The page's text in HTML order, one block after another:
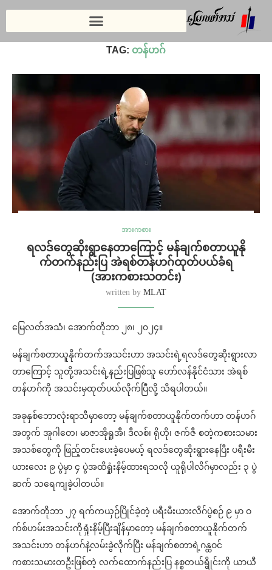
TAG: တန်ဟဂ်
အားကစား
ရလဒ်တွေဆိုးရွာနေတာကြောင့် မန်ချက်စတာယူနို
က်တက်နည်းပြ အဲရစ်တန်ဟဂ်ထုတ်ပယ်ခံရ
(အားကစားသတင်း)
written by MLAT
မြေလတ်အသံ၊ အောက်တိုဘာ ၂၈၊ ၂၀၂၄။
မန်ချက်စတာယူနိုက်တက်အသင်းဟာ အသင်းရဲ့ရလဒ်တွေဆိုးရွားလာ
တာကြောင့် သူတို့အသင်းရဲ့နည်းပြဖြစ်သူ ဟော်လန်နိုင်ငံသား အဲရစ်
တန်ဟဂ်ကို အသင်းမှထုတ်ပယ်လိုက်ပြီလို့ သိရပါတယ်။
အခုနှစ်ဘောလုံးရာသီမှာတော့ မန်ချက်စတာယူနိုက်တက်ဟာ တန်ဟဂ်
အတွက် အူဂါတေ၊ မာဇာအိုရူအီ၊ ဒီလစ်၊ ရိုဟို၊ ဇက်ဇီ စတဲ့ကစားသမား
အသစ်တွေကို ဖြည့်တင်းပေးခဲ့ပေမယ့် ရလဒ်တွေဆိုးရွားနေပြီး ပရီးမီး
ယားလေး ၉ ပွဲမှာ ၄ ပွဲအထိရှုံးနိမ့်ထားရသလို ယူရိုပါလိဂ်မှာလည်း ၃ ပွဲ
ဆက် သရေကျခဲ့ပါတယ်။
အောက်တိုဘာ ၂၇ ရက်ကယှဉ်ပြိုင်ခဲ့တဲ့ ပရီးမီးယားလိဂ်ပွဲစဉ် ၉ မှာ ဝ
က်စ်ဟမ်းအသင်းကိုရှုံးနိမ့်ပြီးချိန်မှာတော့ မန်ချက်စတာယူနိုက်တက်
အသင်းဟာ တန်ဟဂ်နဲ့လမ်းခွဲလိုက်ပြီး မန်ချက်စတာရဲ့ဂန္ထဝင်
ကစားသမားတဦးဖြစ်တဲ့ လက်ထောက်နည်းပြ နစ္စတယ်ရွိုင်းကို ယာယီ